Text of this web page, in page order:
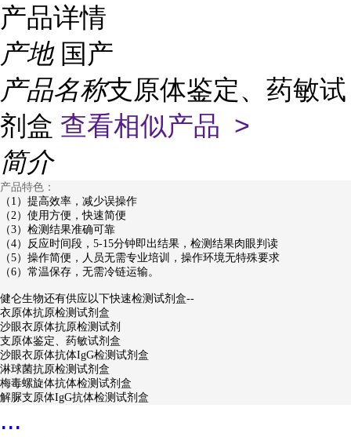
产品详情
产地 国产
产品名称支原体鉴定、药敏试
剂盒 查看相似产品 >
简介
产品特色：
（1）提高效率，减少误操作
（2）使用方便，快速简便
（3）检测结果准确可靠
（4）反应时间段，5-15分钟即出结果，检测结果肉眼判读
（5）操作简便，人员无需专业培训，操作环境无特殊要求
（6）常温保存，无需冷链运输。
健仑生物还有供应以下快速检测试剂盒--
衣原体抗原检测试剂盒
沙眼衣原体抗原检测试剂
支原体鉴定、药敏试剂盒
沙眼衣原体抗体IgG检测试剂盒
淋球菌抗原检测试剂盒
梅毒螺旋体抗体检测试剂盒
解脲支原体IgG抗体检测试剂盒
...